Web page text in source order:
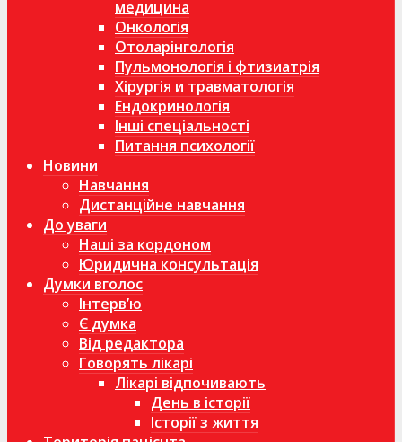
медицина
Онкологія
Отоларінгологія
Пульмонологія і фтизиатрія
Хірургія и травматологія
Ендокринологія
Інші спеціальності
Питання психології
Новини
Навчання
Дистанційне навчання
До уваги
Наші за кордоном
Юридична консультація
Думки вголос
Інтерв’ю
Є думка
Від редактора
Говорять лікарі
Лікарі відпочивають
День в історії
Історії з життя